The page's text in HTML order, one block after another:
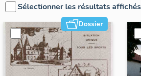
Sélectionner les résultats affichés
Dossier